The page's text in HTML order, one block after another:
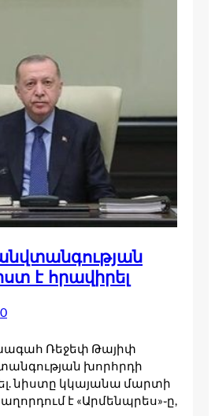
է հրավիրել
Ռեջեփ Թայիփ
խորհրդի
նիստը կկայանա մարտի
է «Արմենպրես»֊ը,